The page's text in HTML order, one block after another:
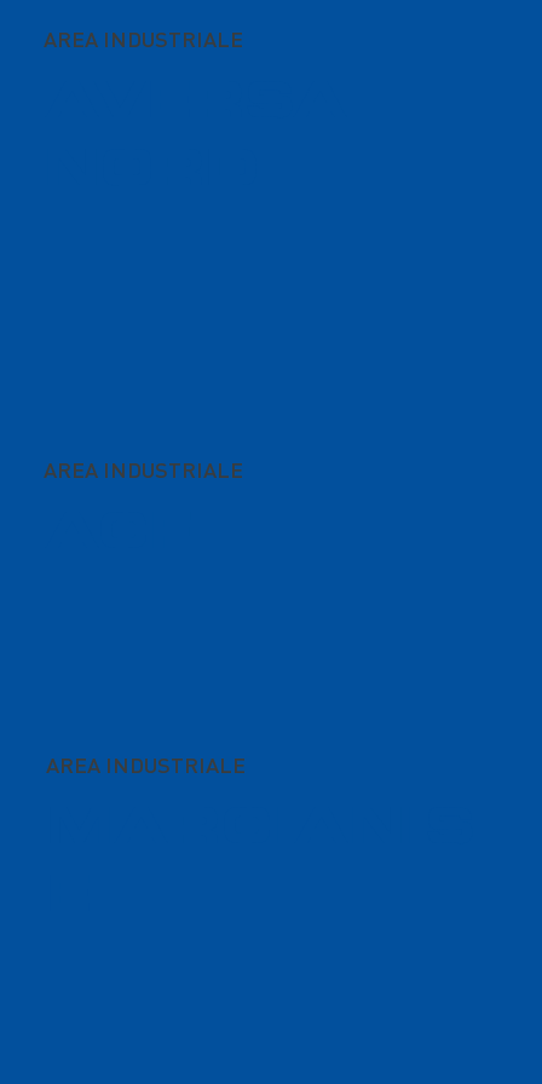
AREA INDUSTRIALE
AREA INDUSTRIALE
AREA INDUSTRIALE